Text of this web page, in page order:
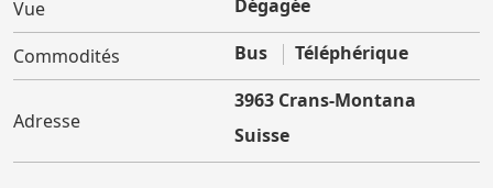
Vue Dégagée
Commodités Bus Téléphérique
Adresse
3963 Crans-Montana
Suisse